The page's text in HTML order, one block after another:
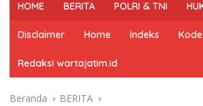
HOME BERITA POLRI & TNI
Disclaimer Home Indeks
Redaksi wartajatim.id
Beranda BERITA